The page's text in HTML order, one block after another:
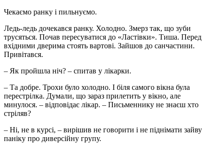
Чекаємо ранку і пильнуємо.
Ледь-ледь дочекався ранку. Холодно. Змерз так, що зуби
трусяться. Почав пересуватися до «Ластівки». Тиша. Перед
вхідними дверима стоять вартові. Зайшов до санчастини.
Привітався.
– Як пройшла ніч? – спитав у лікарки.
– Та добре. Трохи було холодно. І біля самого вікна була
перестрілка. Думали, що зараз прилетить у вікно, але
минулося. – відповідає лікар. – Письменнику не знаєш хто
стріляв?
– Ні, не в курсі, – вирішив не говорити і не піднімати зайву
паніку про диверсійну групу.